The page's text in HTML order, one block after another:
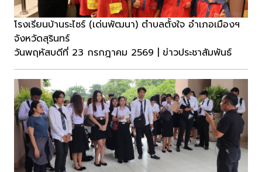
โรงเรียนบ้านระไซร์ (เด่นพัฒนา) ตำบลตั้งใจ อำเภอเมืองฯ
จังหวัดสุรินทร์
วันพฤหัสบดีที่ 23 กรกฎาคม 2569 | ข่าวประชาสัมพันธ์